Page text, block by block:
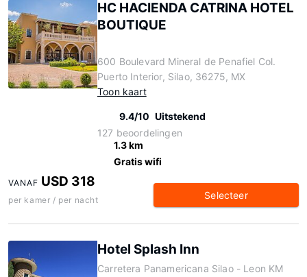
HC HACIENDA CATRINA HOTEL
BOUTIQUE
600 Boulevard Mineral de Penafiel Col.
Puerto Interior, Silao, 36275, MX
Toon kaart
9.4/10 Uitstekend
127 beoordelingen
1.3 km
Gratis wifi
VANAF USD 318
per kamer / per nacht Selecteer
Hotel Splash Inn
Carretera Panamericana Silao - Leon KM